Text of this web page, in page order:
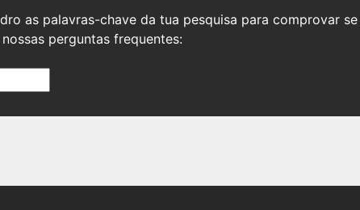
as palavras-chave da tua pesquisa para comprovar se
perguntas frequentes: